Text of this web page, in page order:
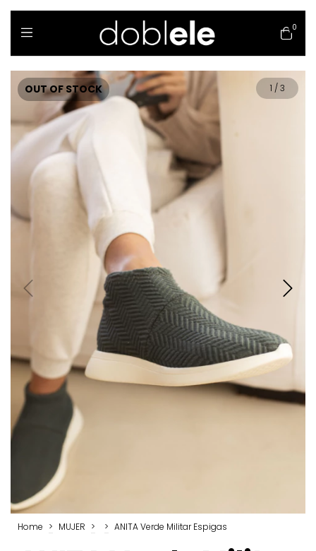
0
OUT OF STOCK 1 /3
Home > MUJER > > ANITA Verde Militar Espigas